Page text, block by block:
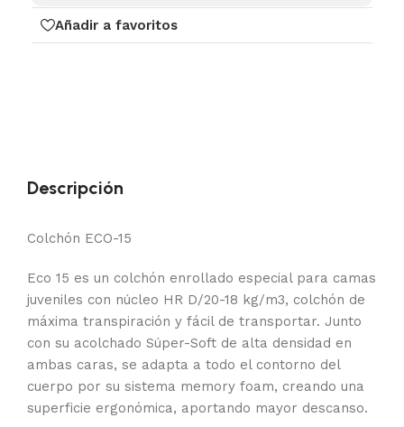
Añadir a favoritos
Descripción
Colchón ECO-15
Eco 15 es un colchón enrollado especial para camas
juveniles con núcleo HR D/20-18 kg/m3, colchón de
máxima transpiración y fácil de transportar. Junto
con su acolchado Súper-Soft de alta densidad en
ambas caras, se adapta a todo el contorno del
cuerpo por su sistema memory foam, creando una
superficie ergonómica, aportando mayor descanso.